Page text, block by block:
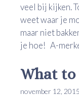
veel bij kijken.
weet waar je
maar niet
je hoe! A-
What to
november 12, 2015